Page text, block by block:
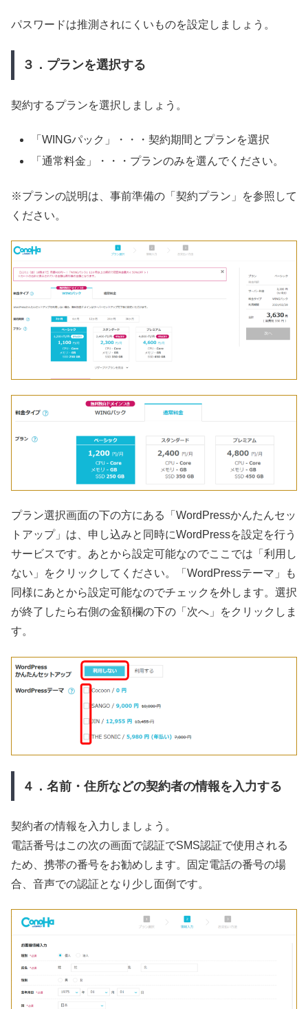
パスワードは推測されにくいものを設定しましょう。
３．プランを選択する
契約するプランを選択しましょう。
「WINGパック」・・・契約期間とプランを選択
「通常料金」・・・プランのみを選んでください。
※プランの説明は、事前準備の「契約プラン」を参照して
ください。
プラン選択画面の下の方にある「WordPressかんたんセッ
トアップ」は、申し込みと同時にWordPressを設定を行う
サービスです。あとから設定可能なのでここでは「利用し
ない」をクリックしてください。「WordPressテーマ」も
同様にあとから設定可能なのでチェックを外します。選択
が終了したら右側の金額欄の下の「次へ」をクリックしま
す。
４．名前・住所などの契約者の情報を入力する
契約者の情報を入力しましょう。
電話番号はこの次の画面で認証でSMS認証で使用される
ため、携帯の番号をお勧めします。固定電話の番号の場
合、音声での認証となり少し面倒です。